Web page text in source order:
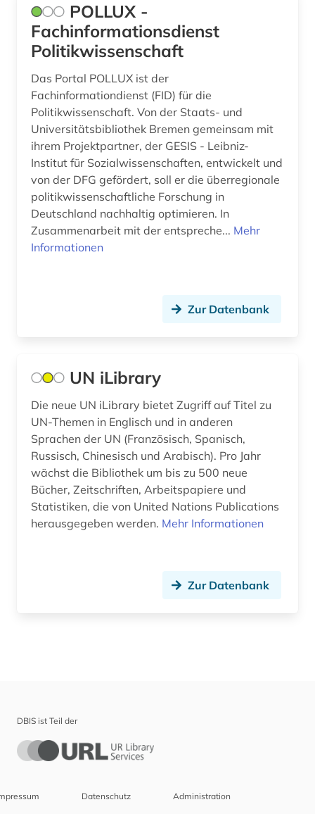
POLLUX -
Fachinformationsdienst
Politikwissenschaft
Das Portal POLLUX ist der
Fachinformationdienst (FID) für die
Politikwissenschaft. Von der Staats- und
Universitätsbibliothek Bremen gemeinsam mit
ihrem Projektpartner, der GESIS - Leibniz-
Institut für Sozialwissenschaften, entwickelt und
von der DFG gefördert, soll er die überregionale
politikwissenschaftliche Forschung in
Deutschland nachhaltig optimieren. In
Zusammenarbeit mit der entspreche... Mehr
Informationen
Zur Datenbank
UN iLibrary
Die neue UN iLibrary bietet Zugriff auf Titel zu
UN-Themen in Englisch und in anderen
Sprachen der UN (Französisch, Spanisch,
Russisch, Chinesisch und Arabisch). Pro Jahr
wächst die Bibliothek um bis zu 500 neue
Bücher, Zeitschriften, Arbeitspapiere und
Statistiken, die von United Nations Publications
herausgegeben werden. Mehr Informationen
Zur Datenbank
DBIS ist Teil der
Datenschutz Administration